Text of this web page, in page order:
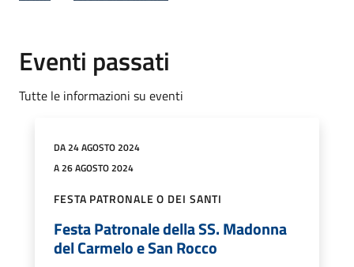
Eventi passati
Tutte le informazioni su eventi
DA 24 AGOSTO 2024
A 26 AGOSTO 2024
FESTA PATRONALE O DEI SANTI
Festa Patronale della SS. Madonna
del Carmelo e San Rocco